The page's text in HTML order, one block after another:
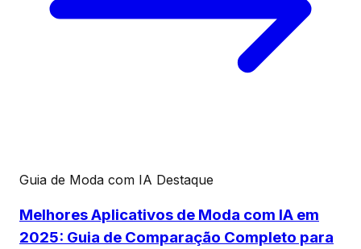
Guia de Moda com IA Destaque
Melhores Aplicativos de Moda com IA em
2025: Guia de Comparação Completo para